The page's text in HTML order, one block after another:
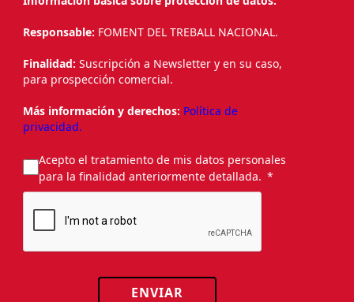
Responsable: FOMENT DEL TREBALL NACIONAL.
Finalidad: Suscripción a Newsletter y en su caso,
para prospección comercial.
Más información y derechos: Política de
privacidad.
Acepto el tratamiento de mis datos personales
para la finalidad anteriormente detallada.
ENVIAR